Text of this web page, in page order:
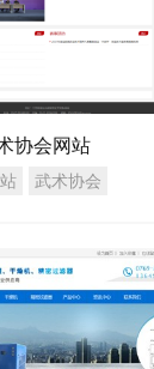
协会网站
武术协会